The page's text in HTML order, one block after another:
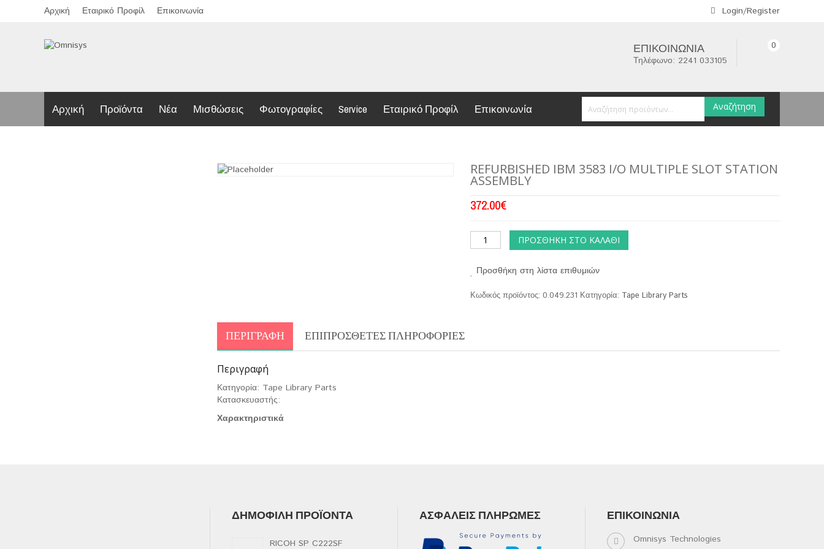
Αρχική Εταιρικό Προφίλ Επικοινωνία Login/Register
ΕΠΙΚΟΙΝΩΝΊΑ
Τηλέφωνο: 2241 033105
0
Αρχική Προϊόντα Νέα Μισθώσεις Φωτογραφίες Service Εταιρικό Προφίλ Επικοινωνία Αναζήτηση
REFURBISHED IBM 3583 I/O MULTIPLE SLOT STATION
ASSEMBLY
372.00€
ΠΡΟΣΘΉΚΗ ΣΤΟ ΚΑΛΆΘΙ
Προσθήκη στη λίστα επιθυμιών
Κωδικός προϊόντος:0.049.231 Κατηγορία: Tape Library Parts
ΠΕΡΙΓΡΑΦΉ ΕΠΙΠΡΌΣΘΕΤΕΣ ΠΛΗΡΟΦΟΡΊΕΣ
Περιγραφή
Κατηγορία: Tape Library Parts
Κατασκευαστής:
Χαρακτηριστικά
ΔΗΜΟΦΙΛΉ ΠΡΟΪΌΝΤΑ
RICOH SP C222SF
ΑΣΦΑΛΕΊΣ ΠΛΗΡΩΜΈΣ ΕΠΙΚΟΙΝΩΝΊΑ
Omnisys Technologies